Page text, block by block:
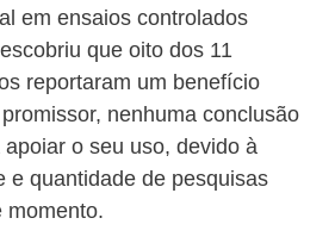
em ensaios controlados
que oito dos 11
reportaram um benefício
nenhuma conclusão
o seu uso, devido à
e quantidade de pesquisas
momento.